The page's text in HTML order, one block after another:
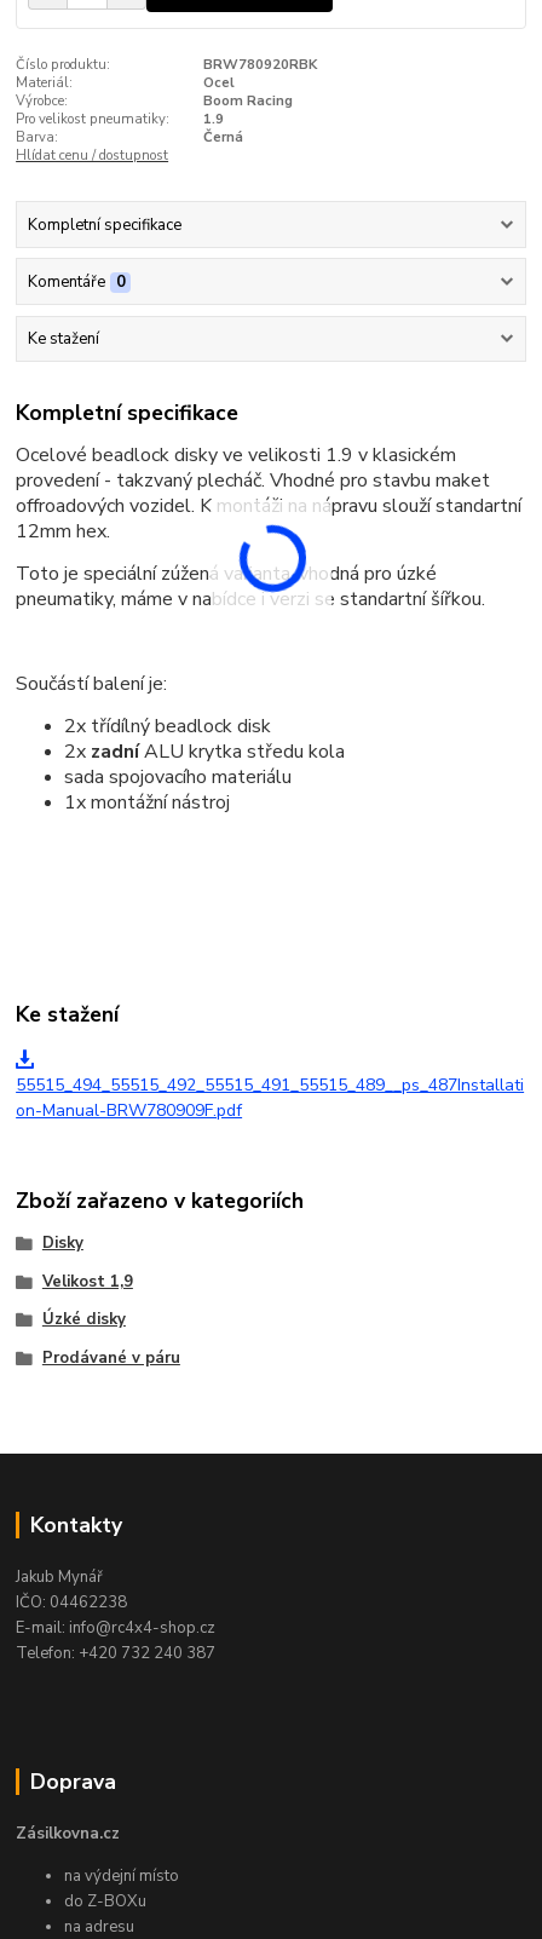
Číslo produktu:
BRW780920RBK
Materiál:
Ocel
Výrobce:
Boom Racing
Pro velikost pneumatiky:
1.9
Barva:
Černá
Hlídat cenu / dostupnost
Kompletní specifikace
Komentáře 0
Ke stažení
Kompletní specifikace
Ocelové beadlock disky ve velikosti 1.9 v klasickém
provedení - takzvaný plecháč. Vhodné pro stavbu maket
offroadových vozidel. K montáži na nápravu slouží standartní
12mm hex.
Toto je speciální zúžená varianta, vhodná pro úzké
pneumatiky, máme v nabídce i verzi se standartní šířkou.
Součástí balení je:
2x třídílný beadlock disk
2x zadníALU krytka středu kola
sada spojovacího materiálu
1x montážní nástroj
Ke stažení
55515_494_55515_492_55515_491_55515_489__ps_487Installati
on-Manual-BRW780909F.pdf
Zboží zařazeno v kategoriích
Disky
Velikost 1,9
Úzké disky
Prodávané v páru
Kontakty
Jakub Mynář
IČO: 04462238
E-mail: info@rc4x4-shop.cz
Telefon: +420 732 240 387
Doprava
Zásilkovna.cz
na výdejní místo
do Z-BOXu
na adresu